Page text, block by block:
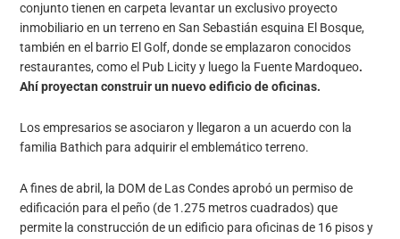
conjunto tienen en carpeta levantar un exclusivo proyecto
inmobiliario en un terreno en San Sebastián esquina El Bosque,
también en el barrio El Golf, donde se emplazaron conocidos
restaurantes, como el Pub Licity y luego la Fuente Mardoqueo.
Ahí proyectan construir un nuevo edificio de oficinas.
Los empresarios se asociaron y llegaron a un acuerdo con la
familia Bathich para adquirir el emblemático terreno.
A fines de abril, la DOM de Las Condes aprobó un permiso de
edificación para el peño (de 1.275 metros cuadrados) que
permite la construcción de un edificio para oficinas de 16 pisos y